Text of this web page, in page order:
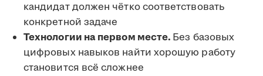
кандидат должен чётко соответствовать
конкретной задаче
Технологии на первом месте. Без базовых
цифровых навыков найти хорошую работу
становится всё сложнее